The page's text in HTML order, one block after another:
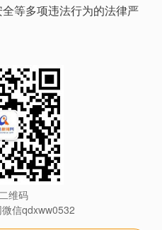
等多项违法行为的法律严
维码
信qdxww0532